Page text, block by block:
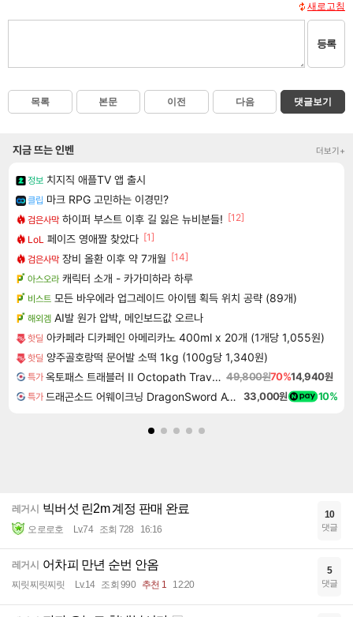
새로고침
등록
목록 본문 이전 다음 댓글보기
지금 뜨는 인벤 더보기+
정보 치지직 애플TV 앱 출시
클립 마크 RPG 고민하는 이경민?
검은사막 하이퍼 부스트 이후 길 잃은 뉴비분들! [12]
LoL 페이즈 영애짤 찾았다 [1]
검은사막 장비 올환 이후 약 7개월 [14]
아스오라 캐릭터 소개 - 카가미하라 하루
비스트 모든 바우에라 업그레이드 아이템 획득 위치 공략 (89개)
해외겜 AI발 원가 압박, 메인보드값 오르나
핫딜 아카페라 디카페인 아메리카노 400ml x 20개 (1개당 1,055원)
핫딜 양주골호랑떡 문어발 소떡 1kg (100g당 1,340원)
특가 옥토패스 트래블러 II Octopath Traveler II 49,800원70%14,940원
특가 드래곤소드 어웨이크닝 DragonSword Awakening 33,000원 10%
레거시 빅버섯 린2m 계정 판매 완료
오로로호 Lv.74 조회 728 16:16
10
댓글
레거시 어차피 만년 순번 안옴
찌릿찌릿찌릿 Lv.14 조회 990 추천 1 12:20
5
댓글